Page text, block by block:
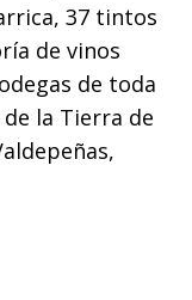
37 tintos
de vinos
de toda
la Tierra de